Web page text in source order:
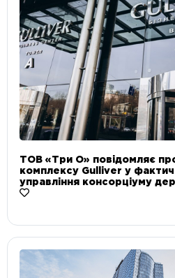
ТОВ «Три О» повідомляє
комплексу Gulliver у
управління консорціуму